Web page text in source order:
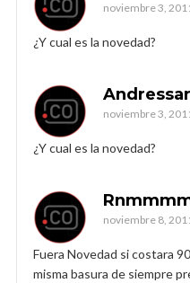
noviembre 3,
¿Y cual es la novedad?
noviembre 3,
¿Y cual es la novedad?
noviembre 8,
Fuera Novedad si costara
misma basura de siempre